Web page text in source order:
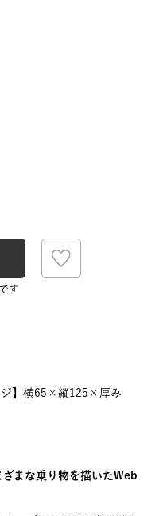
す
】横65×縦125×厚み
まな乗り物を描いたWeb